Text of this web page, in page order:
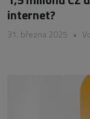
internet?
31. března 2025 •